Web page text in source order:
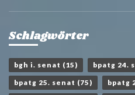
Schlagwörter
bgh i. senat (15) bpatg 24.
bpatg 25. senat (75) bpatg